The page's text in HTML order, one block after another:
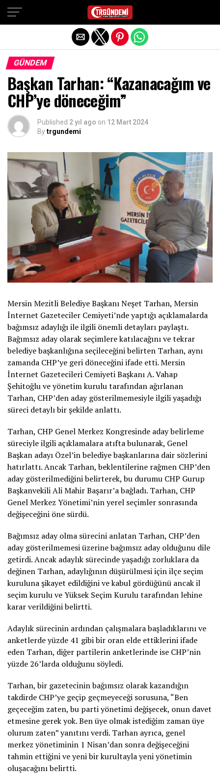
GÜNDEM
Başkan Tarhan: “Kazanacağım ve
CHP’ye döneceğim”
Published 2 yıl ago on 12 Mart 2024
Bytrgundemi
Mersin Mezitli Belediye Başkanı Neşet Tarhan, Mersin
İnternet Gazeteciler Cemiyeti’nde yaptığı açıklamalarda
bağımsız adaylığı ile ilgili önemli detayları paylaştı.
Bağımsız aday olarak seçimlere katılacağını ve tekrar
belediye başkanlığına seçileceğini belirten Tarhan, aynı
zamanda CHP’ye geri döneceğini ifade etti. Mersin
İnternet Gazetecileri Cemiyeti Başkanı A. Vahap
Şehitoğlu ve yönetim kurulu tarafından ağırlanan
Tarhan, CHP’den aday gösterilmemesiyle ilgili yaşadığı
süreci detaylı bir şekilde anlattı.
Tarhan, CHP Genel Merkez Kongresinde aday belirleme
süreciyle ilgili açıklamalara atıfta bulunarak, Genel
Başkan adayı Özel’in belediye başkanlarına dair sözlerini
hatırlattı. Ancak Tarhan, beklentilerine rağmen CHP’den
aday gösterilmediğini belirterek, bu durumu CHP Gurup
Başkanvekili Ali Mahir Başarır’a bağladı. Tarhan, CHP
Genel Merkez Yönetimi’nin yerel seçimler sonrasında
değişeceğini öne sürdü.
Bağımsız aday olma sürecini anlatan Tarhan, CHP’den
aday gösterilmemesi üzerine bağımsız aday olduğunu dile
getirdi. Ancak adaylık sürecinde yaşadığı zorluklara da
değinen Tarhan, adaylığının düşürülmesi için ilçe seçim
kuruluna şikayet edildiğini ve kabul gördüğünü ancak il
seçim kurulu ve Yüksek Seçim Kurulu tarafından lehine
karar verildiğini belirtti.
Adaylık sürecinin ardından çalışmalara başladıklarını ve
anketlerde yüzde 41 gibi bir oran elde ettiklerini ifade
eden Tarhan, diğer partilerin anketlerinde ise CHP’nin
yüzde 26’larda olduğunu söyledi.
Tarhan, bir gazetecinin bağımsız olarak kazandığın
takdirde CHP’ye geçip geçmeyeceği sorusuna, “Ben
geçeceğim zaten, bu parti yönetimi değişecek, onun davet
etmesine gerek yok. Ben üye olmak istediğim zaman üye
olurum zaten” yanıtını verdi. Tarhan ayrıca, genel
merkez yönetiminin 1 Nisan’dan sonra değişeceğini
tahmin ettiğini ve yeni bir kurultayla yeni yönetimin
oluşacağını belirtti.
Exit mobile version